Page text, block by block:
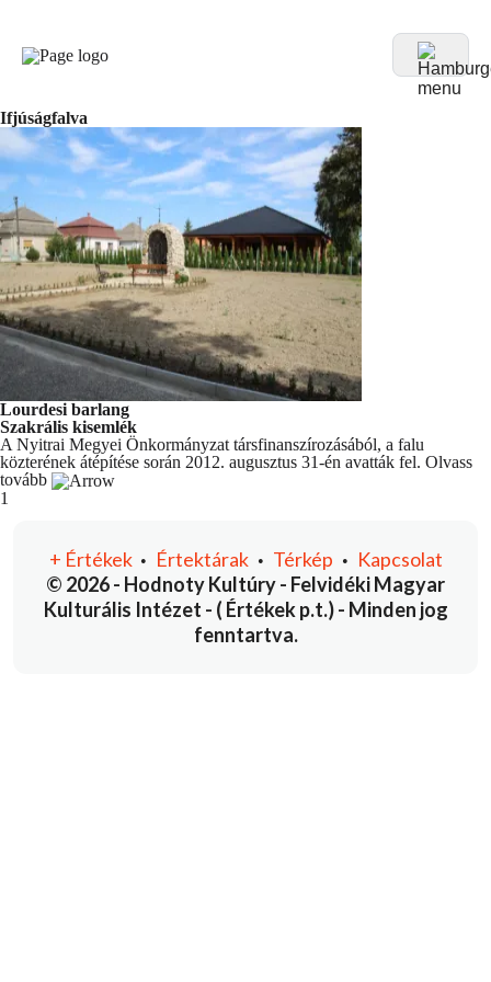
Ifjúságfalva
Lourdesi barlang
Szakrális kisemlék
A Nyitrai Megyei Önkormányzat társfinanszírozásából, a falu
közterének átépítése során 2012. augusztus 31-én avatták fel. Olvass
tovább
You're currently reading page
1
© 2026 - Hodnoty Kultúry - Felvidéki Magyar
Kulturális Intézet - ( Értékek p.t.) - Minden jog
fenntartva.
+ Értékek • Értektárak• Térkép • Kapcsolat